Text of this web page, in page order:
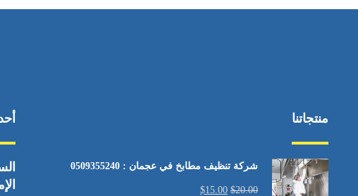
منتجاتنا
شركة تنظيف مطابخ في عجمان : 0509355240
$20.00
$15.00